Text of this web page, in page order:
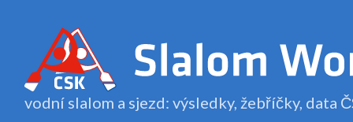
vodní slalom a sjezd: výsledky, žebříčky, data